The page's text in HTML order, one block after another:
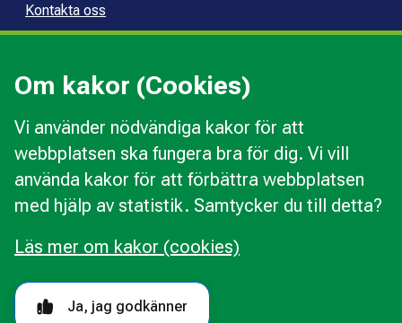
Om kakor (Cookies)
Vi använder nödvändiga kakor för att
webbplatsen ska fungera bra för dig. Vi vill
använda kakor för att förbättra webbplatsen
med hjälp av statistik. Samtycker du till detta?
Ja, jag godkänner
Läs mer om kakor (cookies)
Kontakta oss
Press
Kommunal budget- och skuldrådgivning
Om webbplatsen
Behandling av personuppgifter